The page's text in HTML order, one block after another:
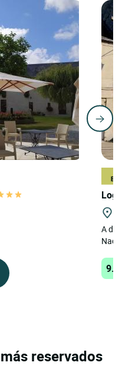
A
reservados